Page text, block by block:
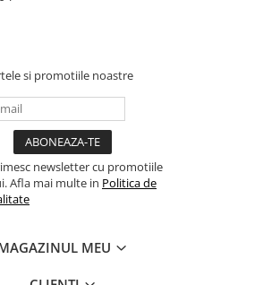
si promotiile noastre
newsletter cu promotiile
Afla mai multe in Politica de
MEU